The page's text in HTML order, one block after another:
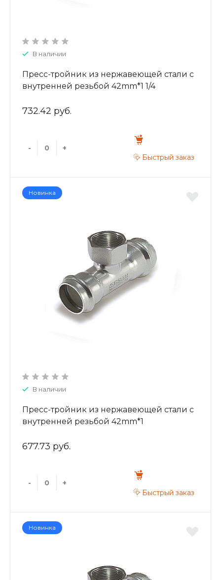
В наличии
Пресс-тройник из нержавеющей стали с
внутренней резьбой 42mm*1 1/4
732.42 руб.
-
+
Быстрый заказ
Новинка
В наличии
Пресс-тройник из нержавеющей стали с
внутренней резьбой 42mm*1
677.73 руб.
-
+
Быстрый заказ
Новинка